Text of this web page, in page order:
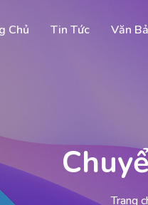
Chủ Tin Tức Văn
Trang